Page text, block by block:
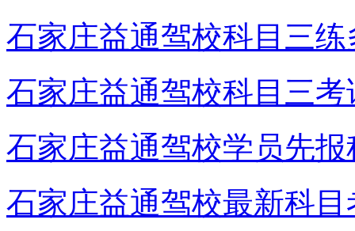
石家庄益通驾校科目三练
石家庄益通驾校科目三考
石家庄益通驾校学员先
石家庄益通驾校最新科